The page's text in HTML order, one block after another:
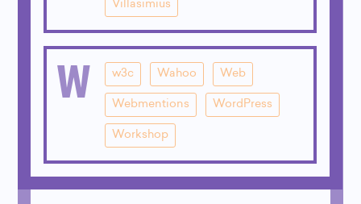
Villasimius
W w3c Wahoo Web
Webmentions WordPress
Workshop